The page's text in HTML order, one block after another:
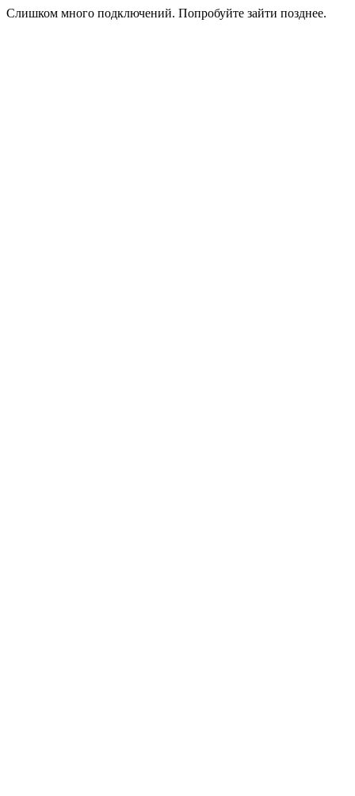
Слишком много подключений. Попробуйте зайти позднее.